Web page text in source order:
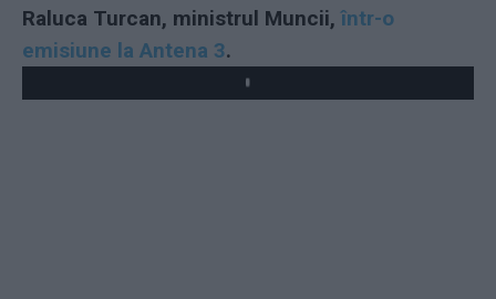
Raluca Turcan, ministrul Muncii,într-o
emisiune la Antena 3.